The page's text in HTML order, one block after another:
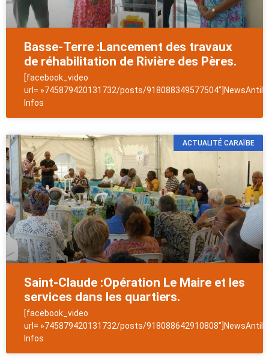
Basse-Terre :Lancement des travaux
de réhabilitation de Rivière des Pères.
[facebook_video
url= »745879420131732/posts/
Infos
ACTUALITÉ CARAÏBE
Saint-Claude :Opération Le Maire et les
services dans les quartiers.
[facebook_video
url= »745879420131732/posts/
Infos